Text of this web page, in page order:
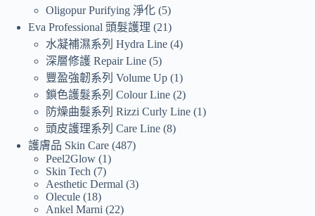
Oligopur Purifying 淨化 5
Eva Professional 頭髮護理
21
水凝補濕系列 Hydra Line 4
深層修護 Repair Line 5
豐盈強韌系列 Volume Up 1
鎖色護髮系列 Colour Line 2
防燥曲髮系列 Rizzi Curly Line 1
頭皮護理系列 Care Line 8
護膚品 Skin Care 487
Peel2Glow 1
Skin Tech
7
Aesthetic Dermal 3
Olecule 18
Ankel Marni
22